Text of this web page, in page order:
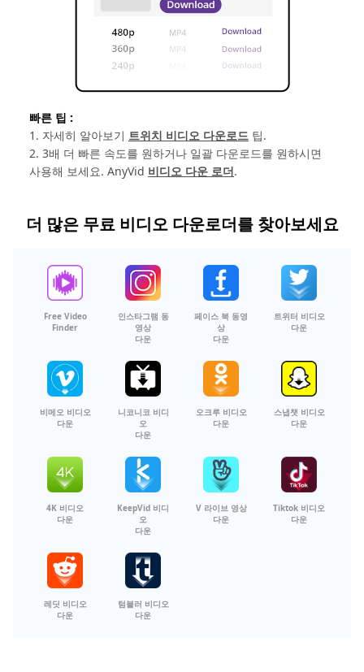
빠른 팁 :
1. 자세히 알아보기 트위치 비디오 다운로드 팁.
2. 3배 더 빠른 속도를 원하거나 일괄 다운로드를 원하시면
사용해 보세요. AnyVid 비디오 다운 로더.
더 많은 무료 비디오 다운로더를 찾아보세요
Free Video
Finder
인스타그램 동
영상
다운
페이스 북 동영
상
다운
트위터 비디오
다운
비메오 비디오
다운
니코니코 비디
오
다운
오크루 비디오
다운
스냅챗 비디오
다운
4K 비디오
다운
KeepVid 비디
오
다운
V 라이브 영상
다운
Tiktok 비디오
다운
레딧 비디오
다운
텀블러 비디오
다운